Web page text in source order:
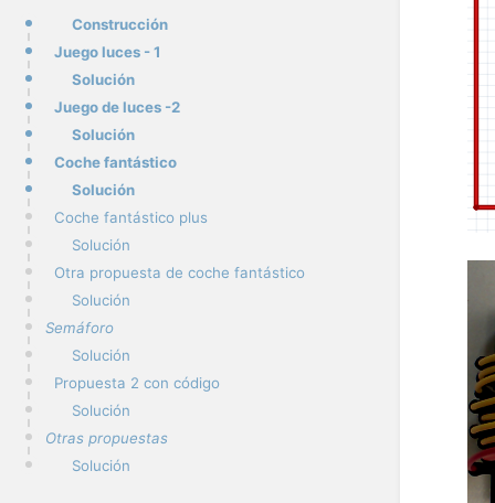
Construcción
Juego luces - 1
Solución
Juego de luces -2
Solución
Coche fantástico
Solución
Coche fantástico plus
Solución
Otra propuesta de coche fantástico
Solución
Semáforo
Solución
Propuesta 2 con código
Solución
Otras propuestas
Solución